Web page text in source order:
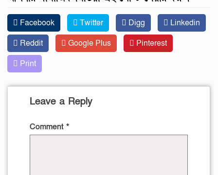
Facebook Twitter Digg
Linkedin
Reddit
Google Plus
Pinterest
Print
Leave a Reply
Comment *